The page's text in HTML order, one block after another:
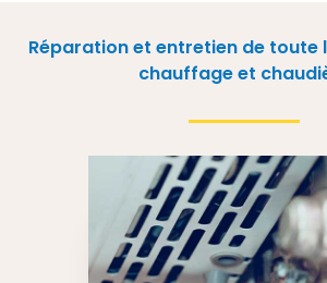
Réparation et entretien de toute
chauffage et